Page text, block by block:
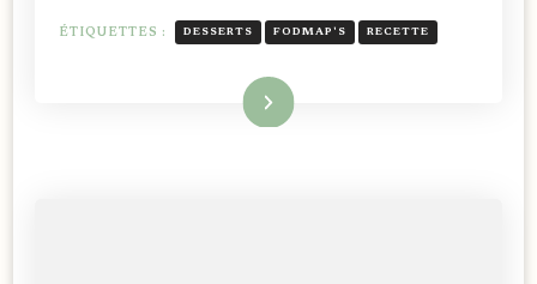
ÉTIQUETTES : DESSERTS FODMAP'S RECETTE
Lire la suite